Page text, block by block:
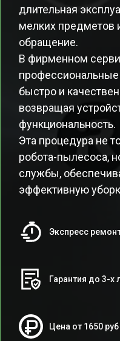
длительная
мелких предметов
обращение.
В фирменном
быстро и
возвращая
функциональность.
Эта процедура не
робота-пылесоса,
службы,
эффективную
Экспресс
Гарантия до 3-х
Цена от 1650 руб